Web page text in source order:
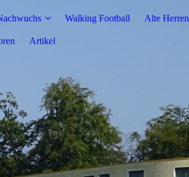
Walking Football Alte Herren
Artikel